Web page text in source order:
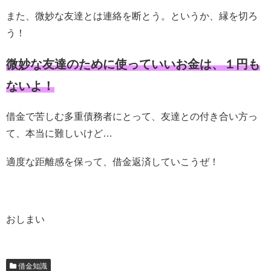
また、微妙な友達とは連絡を断とう。というか、縁を切ろ
う！
微妙な友達のために使っていいお金は、１円も
ないよ！
借金で苦しむ多重債務者にとって、友達との付き合い方っ
て、本当に難しいけど…
適度な距離感を保って、借金返済していこうぜ！
おしまい
借金知識